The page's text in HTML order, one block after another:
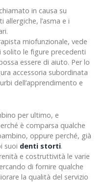
in causa su
l’asma e i
miofunzionale, vede
le figure precedenti
essere di aiuto. Per lo
accessoria subordinata
dell’apprendimento e
per ultimo, e
è comparsa qualche
oppure perché, già
suoi denti storti.
e costruttività le varie
di fornire qualche
la qualità del servizio